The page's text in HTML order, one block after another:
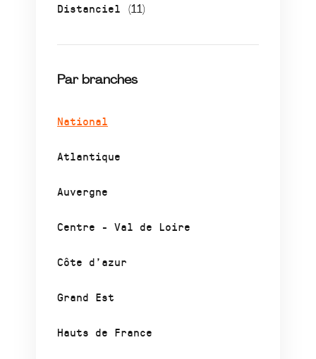
Distanciel (11)
Par branches
National
Atlantique
Auvergne
Centre - Val de Loire
Côte d’azur
Grand Est
Hauts de France